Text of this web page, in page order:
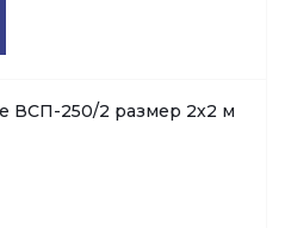
ВСП-250/2 размер 2х2 м